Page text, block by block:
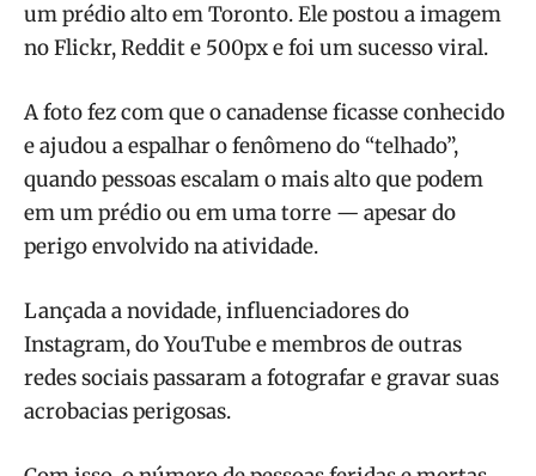
um prédio alto em Toronto. Ele postou a imagem
no Flickr, Reddit e 500px e foi um sucesso viral.
A foto fez com que o canadense ficasse conhecido
e ajudou a espalhar o fenômeno do “telhado”,
quando pessoas escalam o mais alto que podem
em um prédio ou em uma torre — apesar do
perigo envolvido na atividade.
Lançada a novidade, influenciadores do
Instagram, do YouTube e membros de outras
redes sociais passaram a fotografar e gravar suas
acrobacias perigosas.